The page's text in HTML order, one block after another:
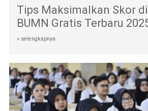
Tips Maksimalkan Skor
BUMN Gratis Terbaru
» selengkapnya